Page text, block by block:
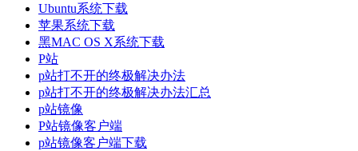
Ubuntu系统下载
苹果系统下载
黑MAC OS X系统下载
P站
p站打不开的终极解决办法
p站打不开的终极解决办法汇总
p站镜像
P站镜像客户端
p站镜像客户端下载